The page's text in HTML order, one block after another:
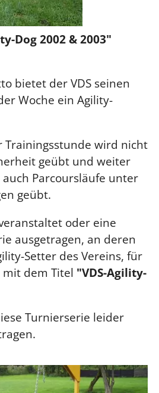
Dog 2002 & 2003"
bietet der VDS seinen
Woche ein Agility-
Trainingsstunde wird nicht
geübt und weiter
Parcoursläufe unter
geübt.
oder eine
ausgetragen, an deren
Setter des Vereins, für
mit dem Titel "VDS-Agility-
Turnierserie leider